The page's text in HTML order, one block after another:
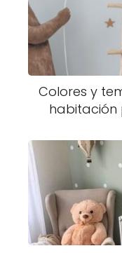
Colores y